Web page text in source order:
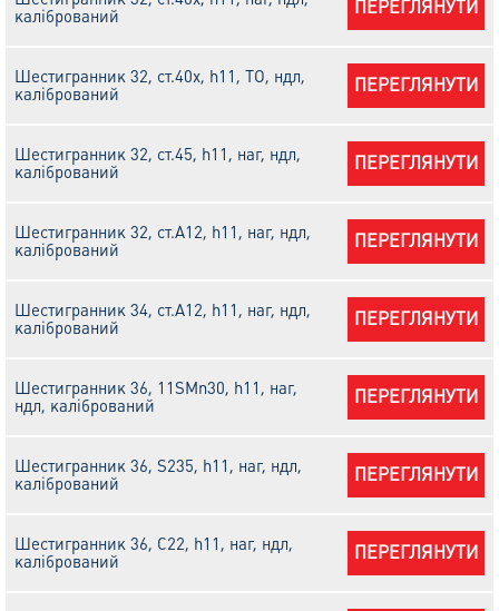
калібрований
ПЕРЕГЛЯНУТИ
Шестигранник 32, ст.40х, h11, ТО, ндл,
калібрований
ПЕРЕГЛЯНУТИ
Шестигранник 32, ст.45, h11, наг, ндл,
калібрований
ПЕРЕГЛЯНУТИ
Шестигранник 32, ст.А12, h11, наг, ндл,
калібрований
ПЕРЕГЛЯНУТИ
Шестигранник 34, ст.А12, h11, наг, ндл,
калібрований
ПЕРЕГЛЯНУТИ
Шестигранник 36, 11SMn30, h11, наг,
ндл, калібрований
ПЕРЕГЛЯНУТИ
Шестигранник 36, S235, h11, наг, ндл,
калібрований
ПЕРЕГЛЯНУТИ
Шестигранник 36, С22, h11, наг, ндл,
калібрований
ПЕРЕГЛЯНУТИ